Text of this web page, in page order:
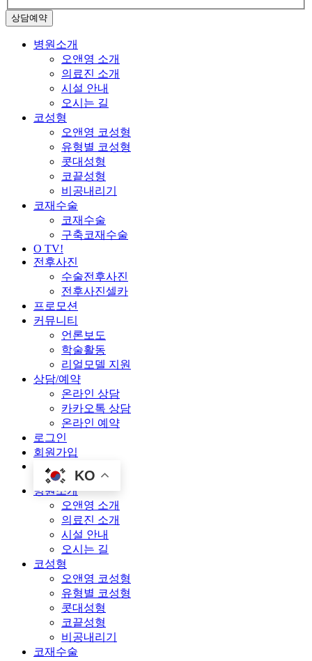
Close
병원소개
오앤영 소개
의료진 소개
시설 안내
오시는 길
코성형
오앤영 코성형
유형별 코성형
콧대성형
코끝성형
비공내리기
코재수술
코재수술
구축코재수술
O TV!
전후사진
수술전후사진
전후사진셀카
프로모션
커뮤니티
언론보도
학술활동
리얼모델 지원
상담/예약
온라인 상담
카카오톡 상담
온라인 예약
로그인
회원가입
KO
병원소개
오앤영 소개
의료진 소개
시설 안내
오시는 길
코성형
오앤영 코성형
유형별 코성형
콧대성형
코끝성형
비공내리기
코재수술